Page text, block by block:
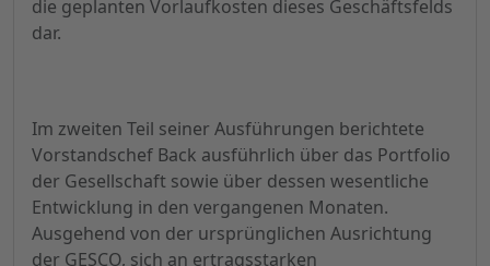
die geplanten Vorlaufkosten dieses Geschäftsfelds
dar.
Im zweiten Teil seiner Ausführungen berichtete
Vorstandschef Back ausführlich über das Portfolio
der Gesellschaft sowie über dessen wesentliche
Entwicklung in den vergangenen Monaten.
Ausgehend von der ursprünglichen Ausrichtung
der GESCO, sich an ertragsstarken